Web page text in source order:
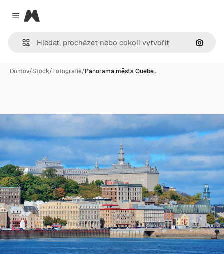
Close menu
Magnific
Hledat
Domov/Stock/Fotografie/Panorama města Quebe…